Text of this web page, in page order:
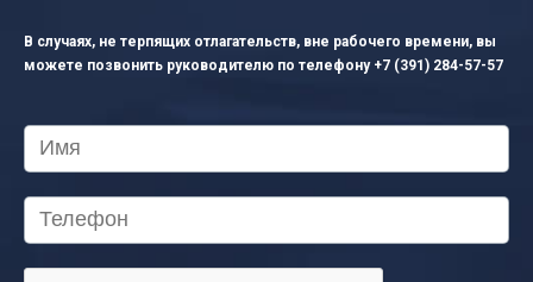
В случаях, не терпящих отлагательств, вне рабочего времени, вы
можете позвонить руководителю по телефону +7 (391) 284-57-57